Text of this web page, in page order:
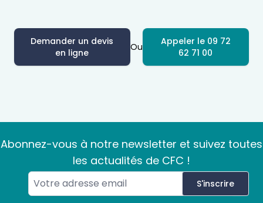
Demander un devis
en ligne
Ou
Appeler le 09 72
62 71 00
Abonnez-vous à notre newsletter et suivez toutes
les actualités de CFC !
S'inscrire